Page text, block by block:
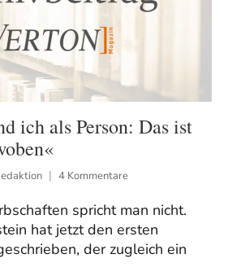
ich als Person: Das ist
4 Kommentare
spricht man nicht.
hat jetzt den ersten
der zugleich ein